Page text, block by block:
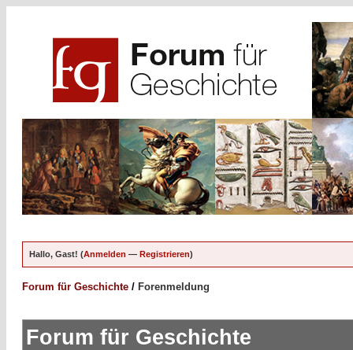
Hallo, Gast! (Anmelden — Registrieren)
Forum für Geschichte / Forenmeldung
Forum für Geschichte